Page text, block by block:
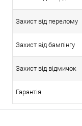
Захист від перелому
Захист від бампінгу
Захист від відмичок
Гарантія